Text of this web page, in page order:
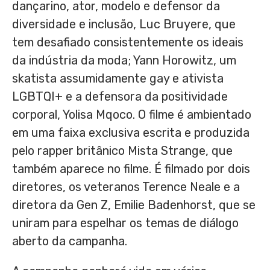
dançarino, ator, modelo e defensor da
diversidade e inclusão, Luc Bruyere, que
tem desafiado consistentemente os ideais
da indústria da moda; Yann Horowitz, um
skatista assumidamente gay e ativista
LGBTQI+ e a defensora da positividade
corporal, Yolisa Mqoco. O filme é ambientado
em uma faixa exclusiva escrita e produzida
pelo rapper britânico Mista Strange, que
também aparece no filme. É filmado por dois
diretores, os veteranos Terence Neale e a
diretora da Gen Z, Emilie Badenhorst, que se
uniram para espelhar os temas de diálogo
aberto da campanha.